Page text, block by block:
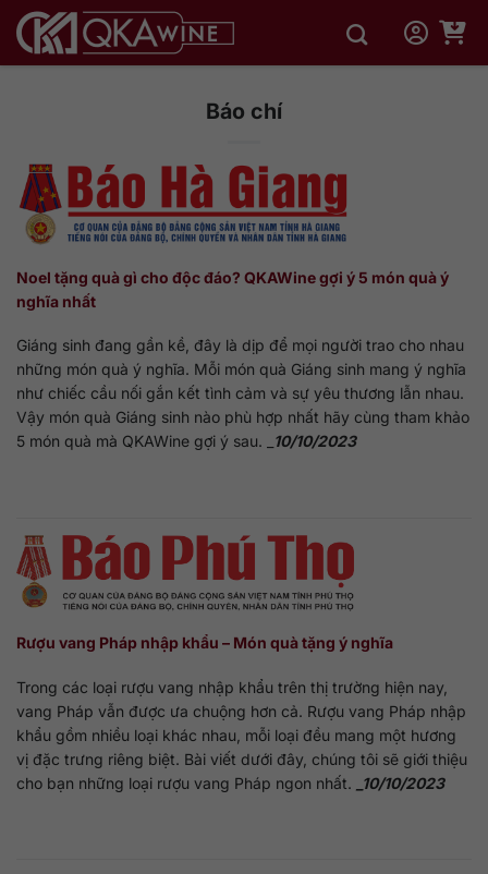
qua
Báo chí
Noel tặng quà gì cho độc đáo? QKAWine gợi ý 5 món quà ý
nghĩa nhất
Giáng sinh đang gần kề, đây là dịp để mọi người trao cho nhau
những món quà ý nghĩa. Mỗi món quà Giáng sinh mang ý nghĩa
như chiếc cầu nối gắn kết tình cảm và sự yêu thương lẫn nhau.
Vậy món quà Giáng sinh nào phù hợp nhất hãy cùng tham khảo
5 món quà mà QKAWine gợi ý sau. _
10/10/2023
Rượu vang Pháp nhập khẩu – Món quà tặng ý nghĩa
Trong các loại rượu vang nhập khẩu trên thị trường hiện nay,
vang Pháp vẫn được ưa chuộng hơn cả. Rượu vang Pháp nhập
khẩu gồm nhiều loại khác nhau, mỗi loại đều mang một hương
vị đặc trưng riêng biệt. Bài viết dưới đây, chúng tôi sẽ giới thiệu
cho bạn những loại rượu vang Pháp ngon nhất.
_10/10/2023